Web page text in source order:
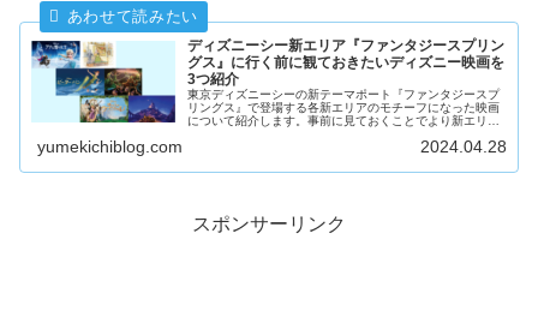
ディズニーシー新エリア『ファンタジースプリン
グス』に行く前に観ておきたいディズニー映画を
3つ紹介
東京ディズニーシーの新テーマポート『ファンタジースプ
リングス』で登場する各新エリアのモチーフになった映画
について紹介します。事前に見ておくことでより新エリア
yumekichiblog.com 2024.04.28
スポンサーリンク